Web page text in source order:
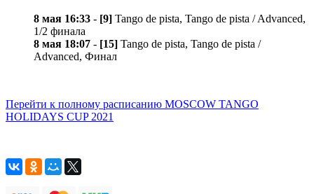
8 мая 16:33 - [9] Tango de pista, Tango de pista / Advanced,
1/2 финала
8 мая 18:07 - [15] Tango de pista, Tango de pista /
Advanced, Финал
Перейти к полному расписанию MOSCOW TANGO
HOLIDAYS CUP 2021